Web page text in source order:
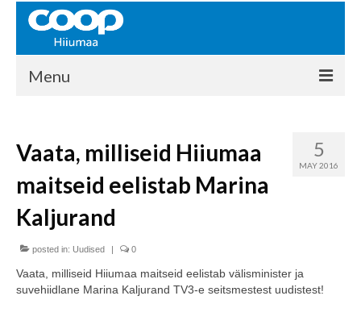
Menu
Kontakt
Liikmed
Ajalugu
KAUPLUSED
EHITUSKESKUS
5
MAY 2016
Vaata, milliseid Hiiumaa
maitseid eelistab Marina
Kaljurand
posted in: Uudised | 0
Vaata, milliseid Hiiumaa maitseid eelistab välisminister ja
suvehiidlane Marina Kaljurand TV3-e seitsmestest uudistest!